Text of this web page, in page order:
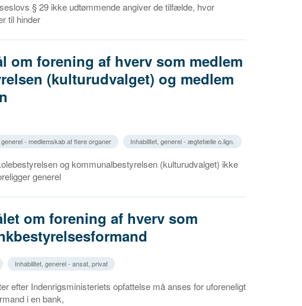
§ 29 ikke udtømmende angiver de tilfælde, hvor
til hinder
om forening af hverv som medlem
(kulturudvalget) og medlem
generel - medlemskab af flere organer Inhabilitet, generel - ægtefælle o.lign.
og kommunalbestyrelsen (kulturudvalget) ikke
generel
om forening af hverv som
Inhabilitet, generel - ansat, privat
efter Indenrigsministeriets opfattelse må anses for uforeneligt
i en bank,